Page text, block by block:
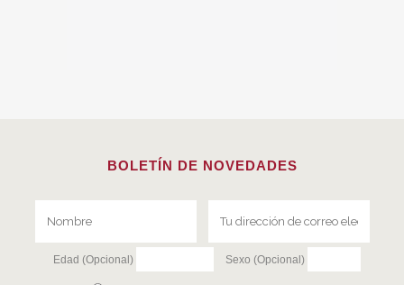
BOLETÍN DE NOVEDADES
Edad (Opcional) Sexo (Opcional)